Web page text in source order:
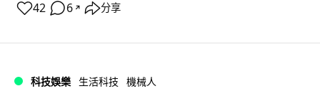
42 6 ↗ 分享
科技娛樂 生活科技 機械人